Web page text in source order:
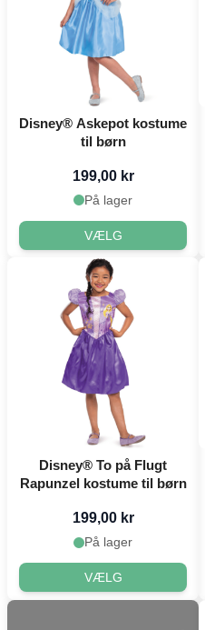
Disney® Askepot kostume
til børn
199,00 kr
På lager
VÆLG
Disney® To på Flugt
Rapunzel kostume til børn
199,00 kr
På lager
VÆLG